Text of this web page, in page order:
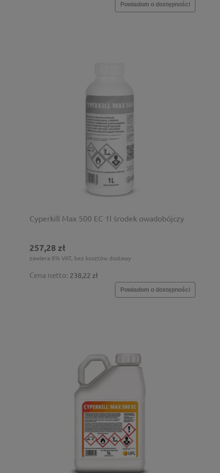
Powiadom o dostępności
Cyperkill Max 500 EC 1l środek owadobójczy
257,28 zł
zawiera 8% VAT, bez kosztów dostawy
Cena netto: 238,22 zł
Powiadom o dostępności